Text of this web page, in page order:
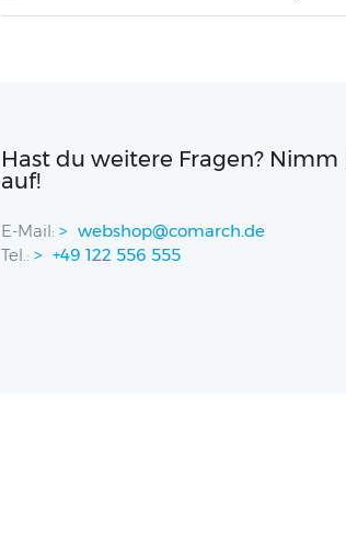
Hast du weitere Fragen?
auf!
E-Mail:
webshop@comarch.de
Tel.:
+49 122 556 555